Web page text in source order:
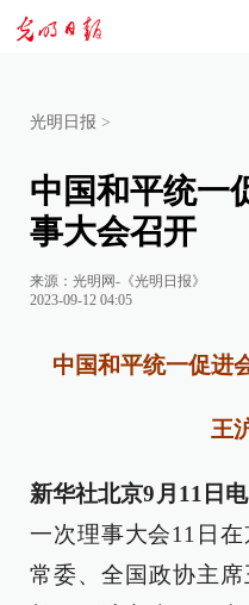
光明日报 >
中国和平统一
事大会召开
来源： 光明网-《光明日报》
2023-09-12 04:05
中国和平统一促进
王
新华社北京9月11日电
一次理事大会11日
常委、全国政协主